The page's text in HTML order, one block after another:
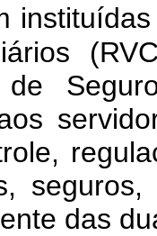
de
das